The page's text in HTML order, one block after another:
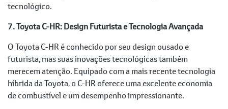
tecnológico.
7. Toyota C-HR: Design Futurista e Tecnologia Avançada
O Toyota C-HR é conhecido por seu design ousado e
futurista, mas suas inovações tecnológicas também
merecem atenção. Equipado com a mais recente tecnologia
híbrida da Toyota, o C-HR oferece uma excelente economia
de combustível e um desempenho impressionante.